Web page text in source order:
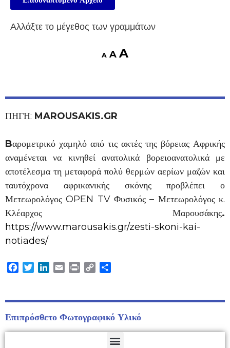
Αλλάξτε το μέγεθος των γραμμάτων
A A A
ΠΗΓΗ: MAROUSAKIS.GR
Bαρομετρικό χαμηλό από τις ακτές της βόρειας Αφρικής
αναμένεται να κινηθεί ανατολικά βορειοανατολικά με
αποτέλεσμα τη μεταφορά πολύ θερμών αερίων μαζών και
ταυτόχρονα αφρικανικής σκόνης προβλέπει ο
Μετεωρολόγος OPEN TV Φυσικός – Μετεωρολόγος κ.
Κλέαρχος Μαρουσάκης.
https://www.marousakis.gr/zesti-skoni-kai-
notiades/
Facebook
TwitterLinkedIn
EmailPrint Copy
Επιπρόσθετο Φωτογραφικό Υλικό